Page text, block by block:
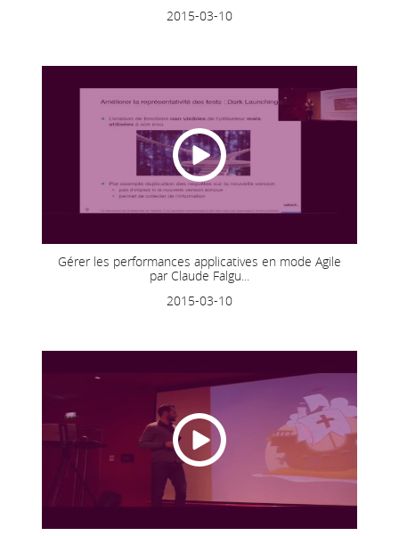
2015-03-10
Gérer les performances applicatives en mode Agile
par Claude Falgu...
2015-03-10